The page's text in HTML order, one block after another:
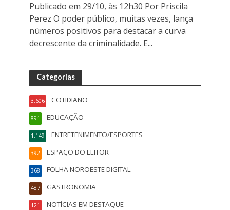
Publicado em 29/10, às 12h30 Por Priscila
Perez O poder público, muitas vezes, lança
números positivos para destacar a curva
decrescente da criminalidade. E...
Categorias
COTIDIANO
3.606
EDUCAÇÃO
891
ENTRETENIMENTO/ESPORTES
1.149
ESPAÇO DO LEITOR
392
FOLHA NOROESTE DIGITAL
368
GASTRONOMIA
487
NOTÍCIAS EM DESTAQUE
121